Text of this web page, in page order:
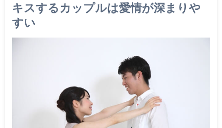
キスするカップルは愛情が深まりや
すい